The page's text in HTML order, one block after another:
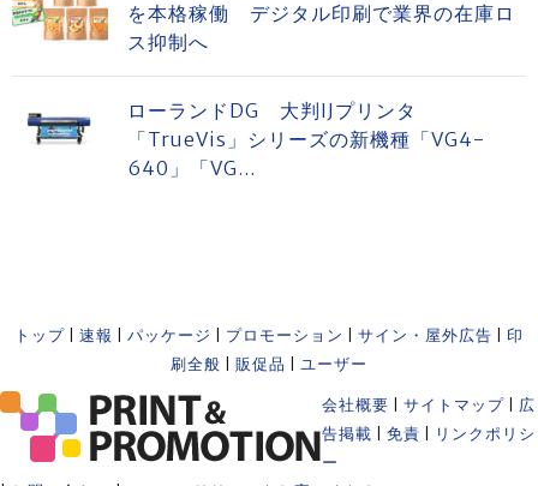
を本格稼働 デジタル印刷で業界の在庫ロ
ス抑制へ
ローランドDG 大判IJプリンタ
「TrueVis」シリーズの新機種「VG4-
640」「VG...
トップ 速報 パッケージ プロモーション サイン・屋外広告
印
刷全般
販促品 ユーザー
会社概要 サイトマップ
広
告掲載
免責
リンクポリシ
ー